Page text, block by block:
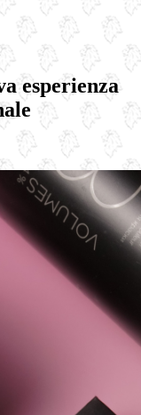
esperienza